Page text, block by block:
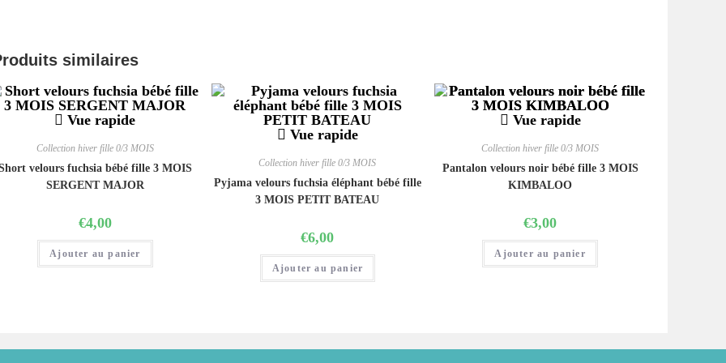
similaires
Vue rapide
Collection hiver fille 0/3 MOIS
velours fuchsia bébé fille 3 MOIS
SERGENT MAJOR
€4,00
Ajouter au panier
Vue rapide
Collection hiver fille 0/3 MOIS
Pyjama velours fuchsia éléphant bébé fille
3 MOIS PETIT BATEAU
€6,00
Ajouter au panier
Vue rapide
Collection hiver fille 0/3 MOIS
Pantalon velours noir bébé fille 3 MOIS
KIMBALOO
€3,00
Ajouter au panier